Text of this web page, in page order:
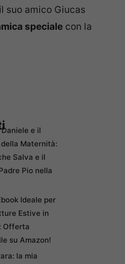
suo amico Giucas
speciale con la
e il
Maternità:
Salva e il
Pio nella
Ideale per
Estive in
Offerta
su Amazon!
la mia